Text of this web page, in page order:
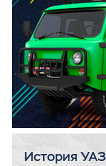
История УАЗ